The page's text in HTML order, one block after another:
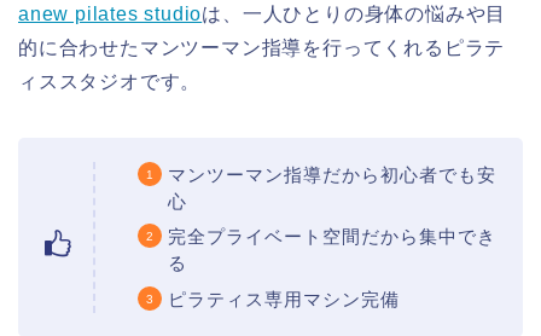
anew pilates studioは、一人ひとりの身体の悩みや目
的に合わせたマンツーマン指導を行ってくれるピラテ
ィススタジオです。
マンツーマン指導だから初心者でも安
心
完全プライベート空間だから集中でき
る
ピラティス専用マシン完備